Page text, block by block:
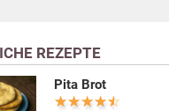
REZEPTE
Pita Brot